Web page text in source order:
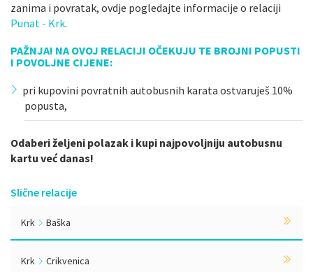
zanima i povratak, ovdje pogledajte informacije o relaciji
Punat - Krk.
PAŽNJA! NA OVOJ RELACIJI OČEKUJU TE BROJNI POPUSTI
I POVOLJNE CIJENE:
pri kupovini povratnih autobusnih karata ostvaruješ 10%
popusta,
Odaberi željeni polazak i kupi najpovoljniju autobusnu
kartu već danas!
Slične relacije
Krk Baška
Krk Crikvenica